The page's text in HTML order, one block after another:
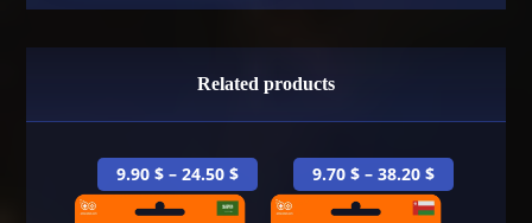
Related products
9.90$ – 24.50$ 9.70 $ – 38.20 $